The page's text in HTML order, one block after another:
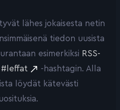
lähes jokaisesta netin
tiedon uusista
esimerkiksi RSS-
#leffat
-hashtagin. Alla
löydät kätevästi